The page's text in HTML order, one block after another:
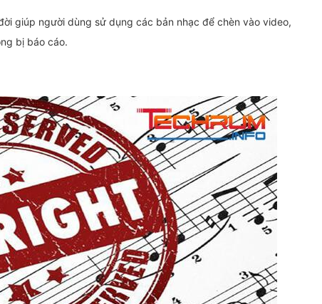
giúp người dùng sử dụng các bản nhạc để chèn vào video,
bị báo cáo.